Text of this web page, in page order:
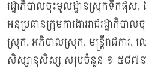
រដ្ឋាភិបាលចុះមូលដ្ឋានស្រុកទឹកផុស,
អនុប្រធានក្រុមការងាររាជរដ្ឋាភិប
ស្រុក, អភិបាលស្រុក, មន្ត្រីរាជការ,
សិស្សានុសិស្ស សរុបចំនួន ១ ៥៨៧ន